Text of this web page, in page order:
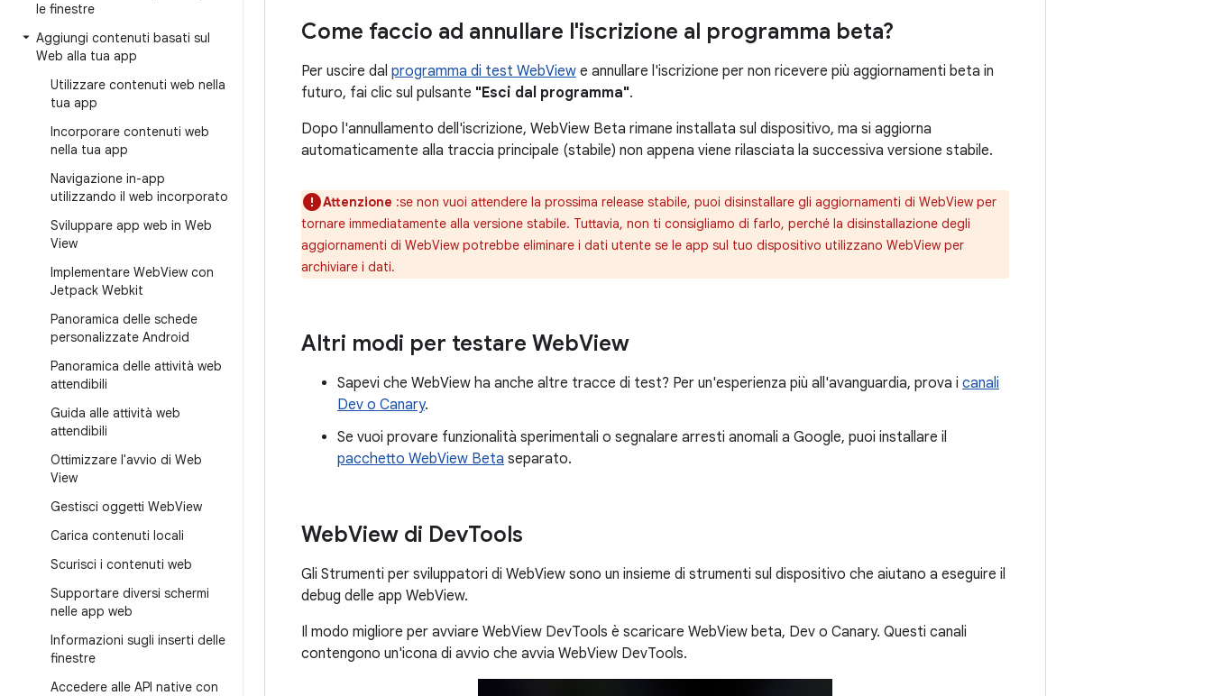
le finestre
Aggiungi contenuti basati sul
Web alla tua app
Utilizzare contenuti web nella
tua app
Incorporare contenuti web
nella tua app
Navigazione in-app
utilizzando il web incorporato
Sviluppare app web in Web
View
Implementare WebView con
Jetpack Webkit
Panoramica delle schede
personalizzate Android
Panoramica delle attività web
attendibili
Guida alle attività web
attendibili
Ottimizzare l'avvio di Web
View
Gestisci oggetti WebView
Carica contenuti locali
Scurisci i contenuti web
Supportare diversi schermi
nelle app web
Informazioni sugli inserti delle
finestre
Accedere alle API native con
Come faccio ad annullare l'iscrizione al programma beta?
Per uscire dal programma di test WebView e annullare l'iscrizione per non ricevere più aggiornamenti beta in
futuro, fai clic sul pulsante "Esci dal programma".
Dopo l'annullamento dell'iscrizione, WebView Beta rimane installata sul dispositivo, ma si aggiorna
automaticamente alla traccia principale (stabile) non appena viene rilasciata la successiva versione stabile.
Attenzione :se non vuoi attendere la prossima release stabile, puoi disinstallare gli aggiornamenti di WebView per
tornare immediatamente alla versione stabile. Tuttavia, non ti consigliamo di farlo, perché la disinstallazione degli
aggiornamenti di WebView potrebbe eliminare i dati utente se le app sul tuo dispositivo utilizzano WebView per
archiviare i dati.
Altri modi per testare WebView
Sapevi che WebView ha anche altre tracce di test? Per un'esperienza più all'avanguardia, prova i canali
Dev o Canary.
Se vuoi provare funzionalità sperimentali o segnalare arresti anomali a Google, puoi installare il
pacchetto WebView Beta separato.
WebView di DevTools
Gli Strumenti per sviluppatori di WebView sono un insieme di strumenti sul dispositivo che aiutano a eseguire il
debug delle app WebView.
Il modo migliore per avviare WebView DevTools è scaricare WebView beta, Dev o Canary. Questi canali
contengono un'icona di avvio che avvia WebView DevTools.